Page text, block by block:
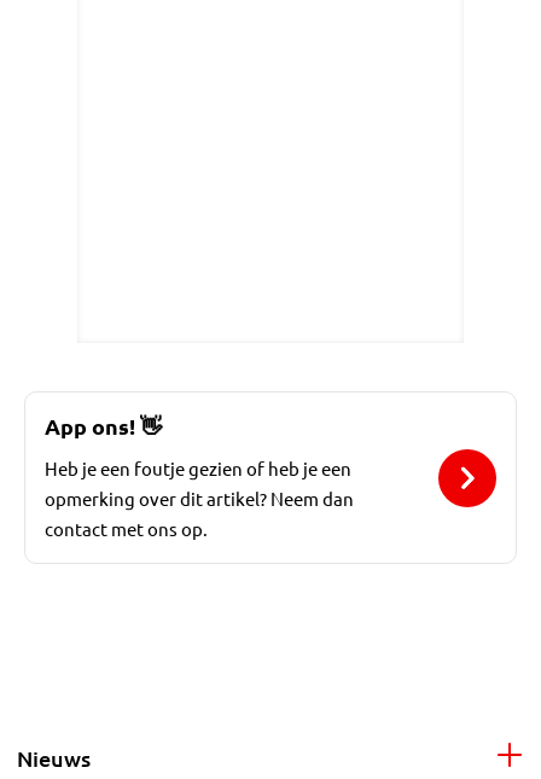
App ons!👋
Heb je een foutje gezien of heb je een
opmerking over dit artikel? Neem dan
contact met ons op.
Nieuws